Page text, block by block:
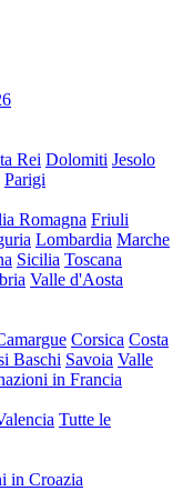
Rei Dolomiti Jesolo
Parigi
Romagna Friuli
Lombardia Marche
Sicilia Toscana
Valle d'Aosta
Corsica Costa
Baschi Savoia Valle
in Francia
Tutte le
in Croazia